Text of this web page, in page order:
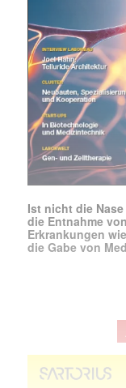
Ist nicht die
die Entnahme
Erkrankungen
die Gabe von